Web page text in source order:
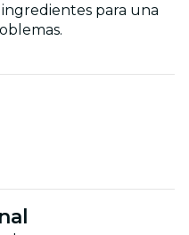
para una